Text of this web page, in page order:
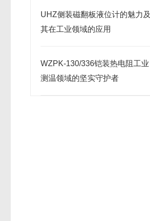
UHZ侧装磁翻板液位计的魅力及
其在工业领域的应用
WZPK-130/336铠装热电阻工业
测温领域的坚实守护者